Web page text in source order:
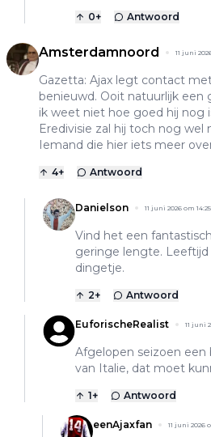
0+ Antwoord
Amsterdamnoord 11 juni
Gazetta: Ajax legt contact
benieuwd. Ooit natuurlijk een
ik weet niet hoe goed hij nog
Eredivisie zal hij toch nog wel
Iemand die hier iets meer
4+ Antwoord
Danielson 11 juni 2026 om 14:25
Vind het een
geringe lengte. Leeftijd
dingetje.
2+ Antwoord
EuforischeRealist 11 juni
Afgelopen seizoen een
van Italie, dat moet
1+ Antwoord
eenAjaxfan 11 juni 2026